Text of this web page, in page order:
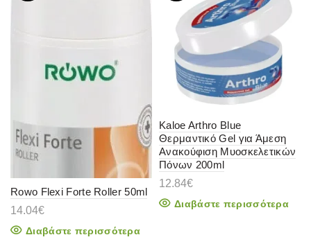
Rowo Flexi Forte Roller 50ml
14.04€
Διαβάστε περισσότερα
Kaloe Arthro Blue
Θερμαντικό Gel για Άμεση
Ανακούφιση Μυοσκελετικών
Πόνων 200ml
12.84€
Διαβάστε περισσότερα